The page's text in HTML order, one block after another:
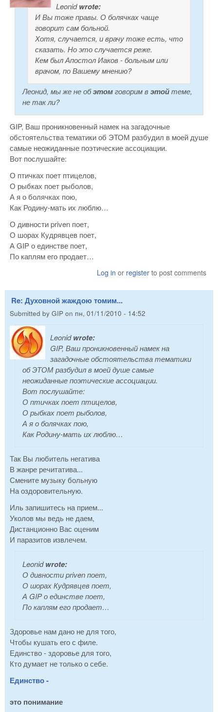
Leonidwrote:
И Вы тоже правы. О болячках чаще
говорит сам больной.
Хотя, случается, и врачу тоже есть, что
сказать. Но это случается реже.
Кем был Апостол Иаков - больным или
врачом, по Вашему мнению?
Леонид, мы же не обэтомговорим вэтойтеме,
не так ли?
GIP, Ваш проникновенный намек на загадочные
обстоятельства тематики об ЭТОМ разбудил в моей душе
самые неожиданные поэтические ассоциации.
Вот послушайте:
О птичках поет птицелов,
О рыбках поет рыболов,
А я о болячках пою,
Как Родину-мать их люблю…
О дивности priven поет,
О шорах Кудрявцев поет,
А GIP о единстве поет,
По каплям его продает…
Log in or register to post comments
Re: Духовной жаждою томим...
Submitted by GIP on пн, 01/11/2010 - 14:52
Leonidwrote:
GIP, Ваш проникновенный намек на
загадочные обстоятельства тематики
об ЭТОМ разбудил в моей душе самые
неожиданные поэтические ассоциации.
Вот послушайте:
О птичках поет птицелов,
О рыбках поет рыболов,
А я о болячках пою,
Как Родину-мать их люблю…
Так Вы любитель негатива
В жанре речитатива...
Смените музыку больную
На оздоровительную.
Иль запишитесь на прием...
Уколов мы ведь не даем,
Дистанционно Вас оценим
И паразитов извлечем.
Leonidwrote:
О дивности priven поет,
О шорах Кудрявцев поет,
А GIP о единстве поет,
По каплям его продает…
Здоровье нам дано не для того,
Чтобы кушать его с филе.
Единство - здоровье для того,
Кто думает не только о себе.
Единство -
это понимание